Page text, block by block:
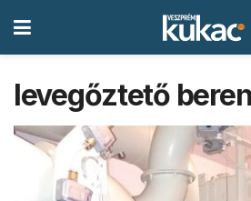
levegőztető